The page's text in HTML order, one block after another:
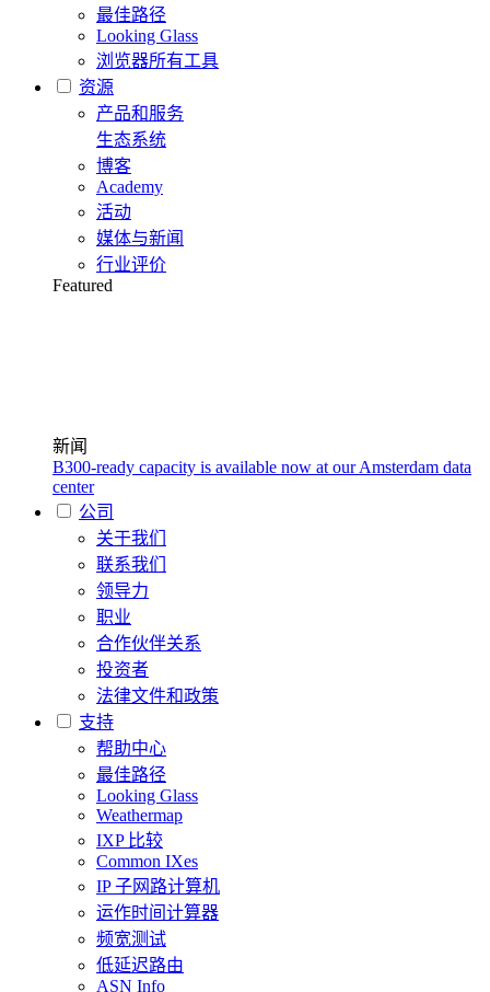
最佳路径
Looking Glass
浏览器所有工具
资源
产品和服务
生态系统
博客
Academy
活动
媒体与新闻
行业评价
Featured
新闻
B300-ready capacity is available now at our Amsterdam data
center
公司
关于我们
联系我们
领导力
职业
合作伙伴关系
投资者
法律文件和政策
支持
帮助中心
最佳路径
Looking Glass
Weathermap
IXP 比较
Common IXes
IP 子网路计算机
运作时间计算器
频宽测试
低延迟路由
ASN Info